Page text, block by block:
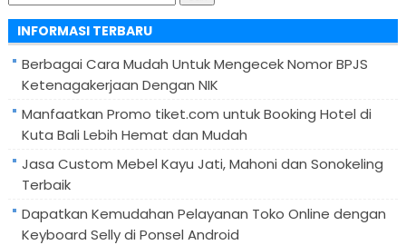
untuk:
INFORMASI TERBARU
Berbagai Cara Mudah Untuk Mengecek Nomor BPJS
Ketenagakerjaan Dengan NIK
Manfaatkan Promo tiket.com untuk Booking Hotel di
Kuta Bali Lebih Hemat dan Mudah
Jasa Custom Mebel Kayu Jati, Mahoni dan Sonokeling
Terbaik
Dapatkan Kemudahan Pelayanan Toko Online dengan
Keyboard Selly di Ponsel Android